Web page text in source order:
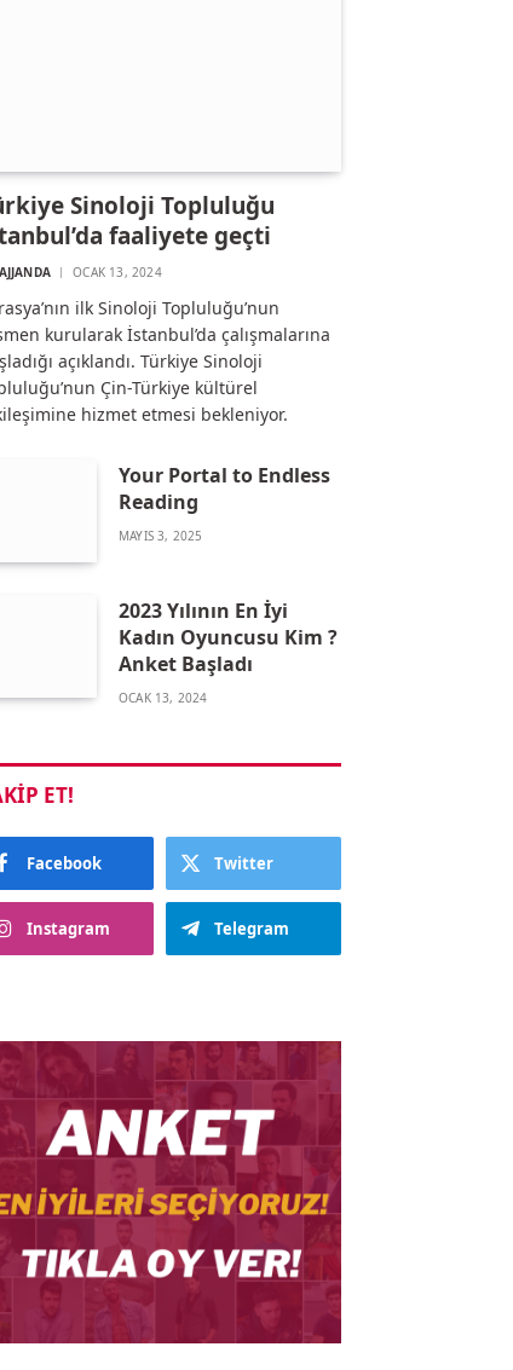
Sinoloji Topluluğu
faaliyete geçti
AJJANDA OCAK 13, 2024
ilk Sinoloji Topluluğu’nun
kurularak İstanbul’da çalışmalarına
açıklandı. Türkiye Sinoloji
Çin-Türkiye kültürel
hizmet etmesi bekleniyor.
Your Portal to Endless
Reading
MAYIS 3, 2025
2023 Yılının En İyi
Kadın Oyuncusu Kim ?
Anket Başladı
OCAK 13, 2024
ET!
Facebook Twitter
Instagram Telegram